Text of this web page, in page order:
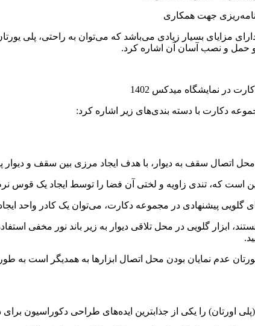
جهت همکاری
مزایای بسیار زیادی می‌باشد که می‌توان به راحتی، پلی
و حمل و نصب آسان آن اشاره کرد.
دکارت با دسته بندی‌های زیر اشاره کرد:
است که، تندی زاویه و لختی آن فضا را توسط ایجاد یک قوس
گلویی پیشنهادی در مجموعه دکارت، می‌توان یک کادر واحد
ابزار گلویی در محل تلاقی دیوار به زیر باند نور مخفی
یورتان عدم نمایان بودن محل اتصال ابزارها به همدیگر است
اورتان) را یکی از جذابترین ایده‌های طراحی دکوراسیون